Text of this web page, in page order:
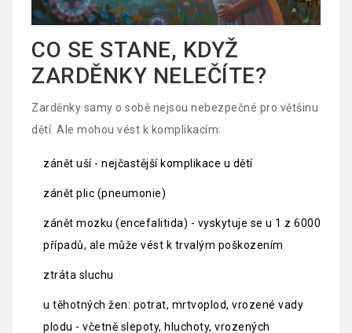
CO SE STANE, KDYŽ
ZARDĚNKY NELEČÍTE?
Zarděnky samy o sobě nejsou nebezpečné pro většinu
dětí. Ale mohou vést k komplikacím:
zánět uší - nejčastější komplikace u dětí
zánět plic (pneumonie)
zánět mozku (encefalitida) - vyskytuje se u 1 z 6000
případů, ale může vést k trvalým poškozením
ztráta sluchu
u těhotných žen: potrat, mrtvoplod, vrozené vady
plodu - včetně slepoty, hluchoty, vrozených